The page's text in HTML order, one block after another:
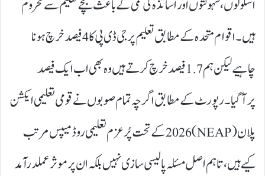
اسکولوں، سہولتوں اور اساتذہ کی کمی کے باعث بچے تعلیم سے محروم
ہیں۔ اقوام متحدہ کے مطابق تعلیم پر جی ڈی پی کا 4فیصد خرچ ہونا
چاہیے لیکن ہم 1.7فیصد خرچ کرتے ہیں وہ بھی اب ایک فیصد
پرآگیا۔ رپورٹ کے مطابق اگرچہ تمام صوبوں نے قومی تعلیمی ایکشن
پلان (NEAP) 2026کے تحت پُرعزم تعلیمی روڈ میپس مرتب
کیے ہیں، تاہم اصل مسئلہ پالیسی سازی نہیں بلکہ ان پر موثر عملدرآمد